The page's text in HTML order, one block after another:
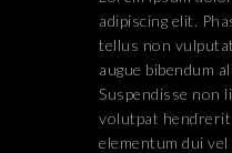
adipiscing elit.
tellus non
augue bibendum
Suspendisse non
volutpat hendrerit
elementum dui